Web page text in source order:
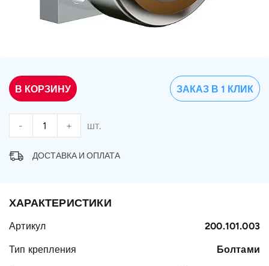
В КОРЗИНУ
- + шт.
ЗАКАЗ В 1 КЛИК
ДОСТАВКА И ОПЛАТА
ХАРАКТЕРИСТИКИ
Артикул 200.101.003
Тип крепления Болтами